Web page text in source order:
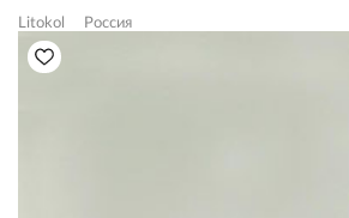
Litokol Россия